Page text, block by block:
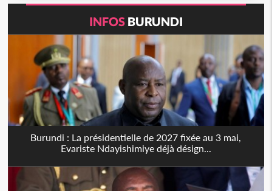
INFOS BURUNDI
Burundi : La présidentielle de 2027 fixée au 3 mai,
Evariste Ndayishimiye déjà désign...